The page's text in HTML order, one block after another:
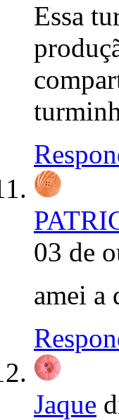
Essa
03 de
amei a
Jaque